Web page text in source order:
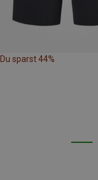
Du sparst 44%